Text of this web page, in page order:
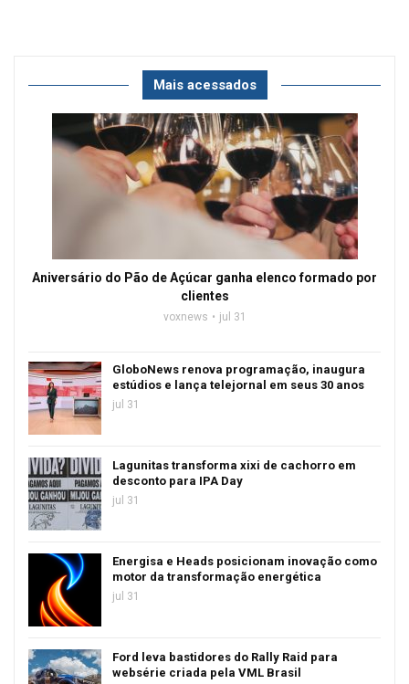
Mais acessados
Aniversário do Pão de Açúcar ganha elenco formado por
clientes
voxnews jul 31
GloboNews renova programação, inaugura
estúdios e lança telejornal em seus 30 anos
jul 31
Lagunitas transforma xixi de cachorro em
desconto para IPA Day
jul 31
Energisa e Heads posicionam inovação como
motor da transformação energética
jul 31
Ford leva bastidores do Rally Raid para
websérie criada pela VML Brasil